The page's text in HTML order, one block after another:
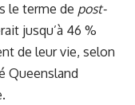
le terme de post-
jusqu’à 46 %
de leur vie, selon
Queensland